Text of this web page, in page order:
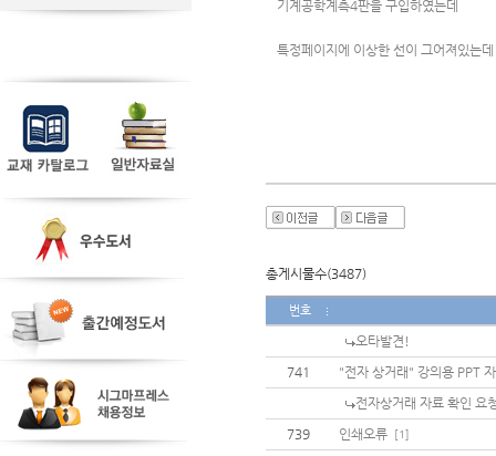
기계공학계측4판을 구입하였는데
특정페이지에 이상한 선이 그어져있는
총게시물수(3487)
번호
오타발견!
741
"전자 상거래" 강의용 PPT
전자상거래 자료 확인 요
739
인쇄오류 [1]